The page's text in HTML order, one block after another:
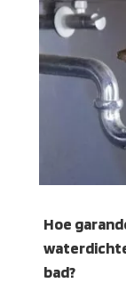
Hoe
bad?